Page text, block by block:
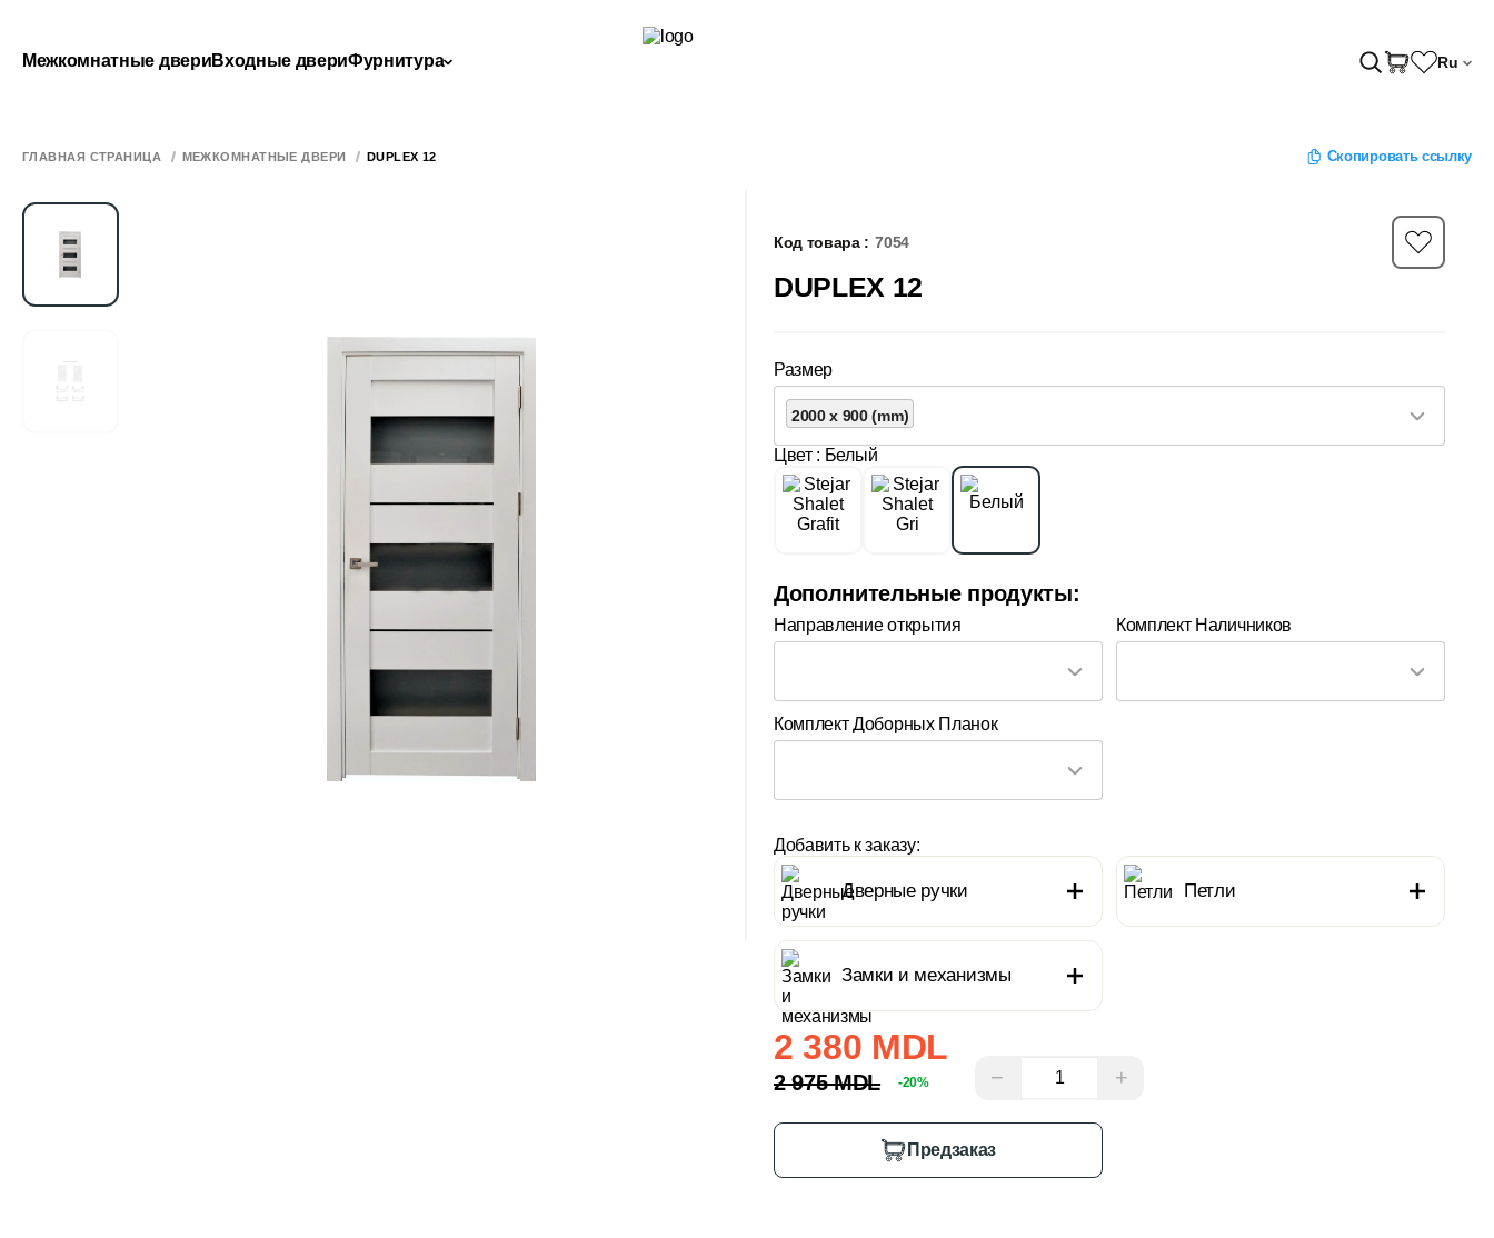
Межкомнатные двериВходные двериФурнитура Ru
ГЛАВНАЯ СТРАНИЦА МЕЖКОМНАТНЫЕ ДВЕРИ DUPLEX 12 Скопировать ссылку
Код товара : 7054
DUPLEX 12
Размер
2000 x 900 (mm)
Цвет : Белый
Дополнительные продукты:
Направление открытия Комплект Наличников
Комплект Доборных Планок
Добавить к заказу:
Дверные ручки Петли
Замки и механизмы
2 380 MDL
2 975 MDL -20% − +
Предзаказ